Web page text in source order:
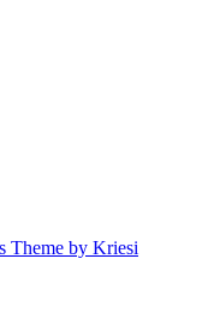
Theme by Kriesi